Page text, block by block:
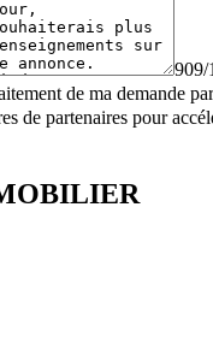
909/
de ma demande
de partenaires pour